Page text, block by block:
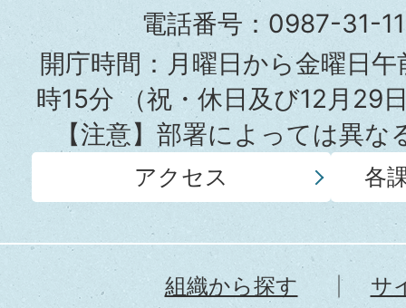
役
所
電話番号：0987-31-
開庁時間：月曜日から金曜日
時15分（祝・休日及び12月29
【注意】部署によっては異
アクセス 各
組織から探す
サ